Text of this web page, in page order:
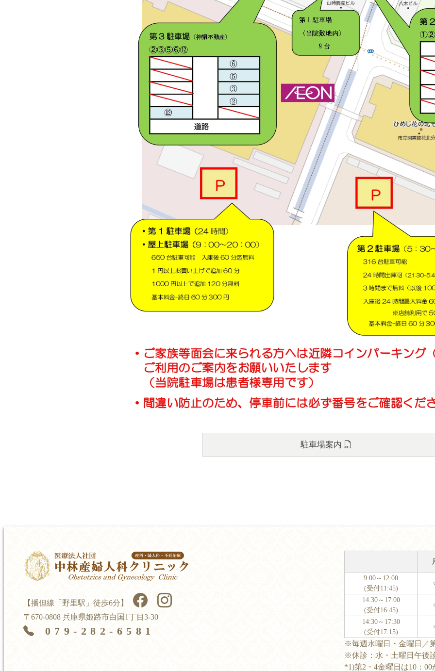
駐車場案内
【播但線「野里駅」徒歩6分】
〒670-0808 兵庫県姫路市白国1丁目3-30
079-282-6581
9:00～12:00
(受付11:45)
14:30～17:00
(受付16:45)
14:30～17:30
(受付17:15)
※毎週水曜日・金曜日／
※休診：水・土曜日午後
*1)第2・4金曜日は10：00